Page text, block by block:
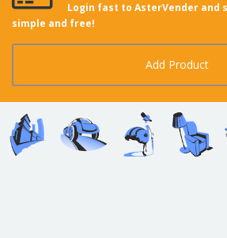
Login fast to AsterVender and
simple and free!
Add Product